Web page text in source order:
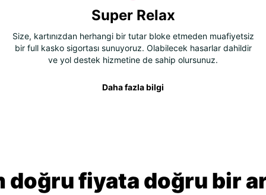
Super Relax
Size, kartınızdan herhangi bir tutar bloke etmeden muafiyetsiz
bir full kasko sigortası sunuyoruz. Olabilecek hasarlar dahildir
ve yol destek hizmetine de sahip olursunuz.
Daha fazla bilgi
doğru fiyata doğru bir